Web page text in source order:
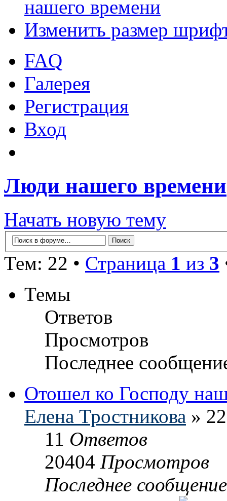
нашего времени
Изменить размер
FAQ
Галерея
Регистрация
Вход
Люди нашего времени
Начать новую тему
Тем: 22 • Страница 1 из 3
Темы
Ответов
Просмотров
Последнее
Отошел ко Господу
Елена Тростникова »
11 Ответов
20404 Просмотров
Последнее